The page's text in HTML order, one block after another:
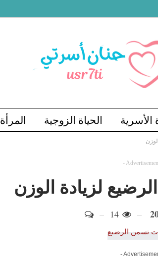
الأسرية الحياة الزوجية المرأة
-
لزيادة الوزن
-